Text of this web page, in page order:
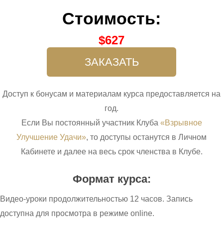
Стоимость:
$627
ЗАКАЗАТЬ
Доступ к бонусам и материалам курса предоставляется на
год.
Если Вы постоянный участник Клуба «Взрывное
Улучшение Удачи», то доступы останутся в Личном
Кабинете и далее на весь срок членства в Клубе.
Формат курса:
Видео-уроки продолжительностью 12 часов. Запись
доступна для просмотра в режиме online.